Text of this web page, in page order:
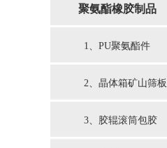
聚氨酯橡胶制品
1、PU聚氨酯件
2、晶体箱矿山筛板
3、胶辊滚筒包胶